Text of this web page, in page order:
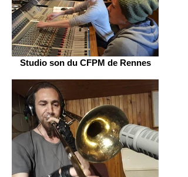
Studio son du CFPM de Rennes